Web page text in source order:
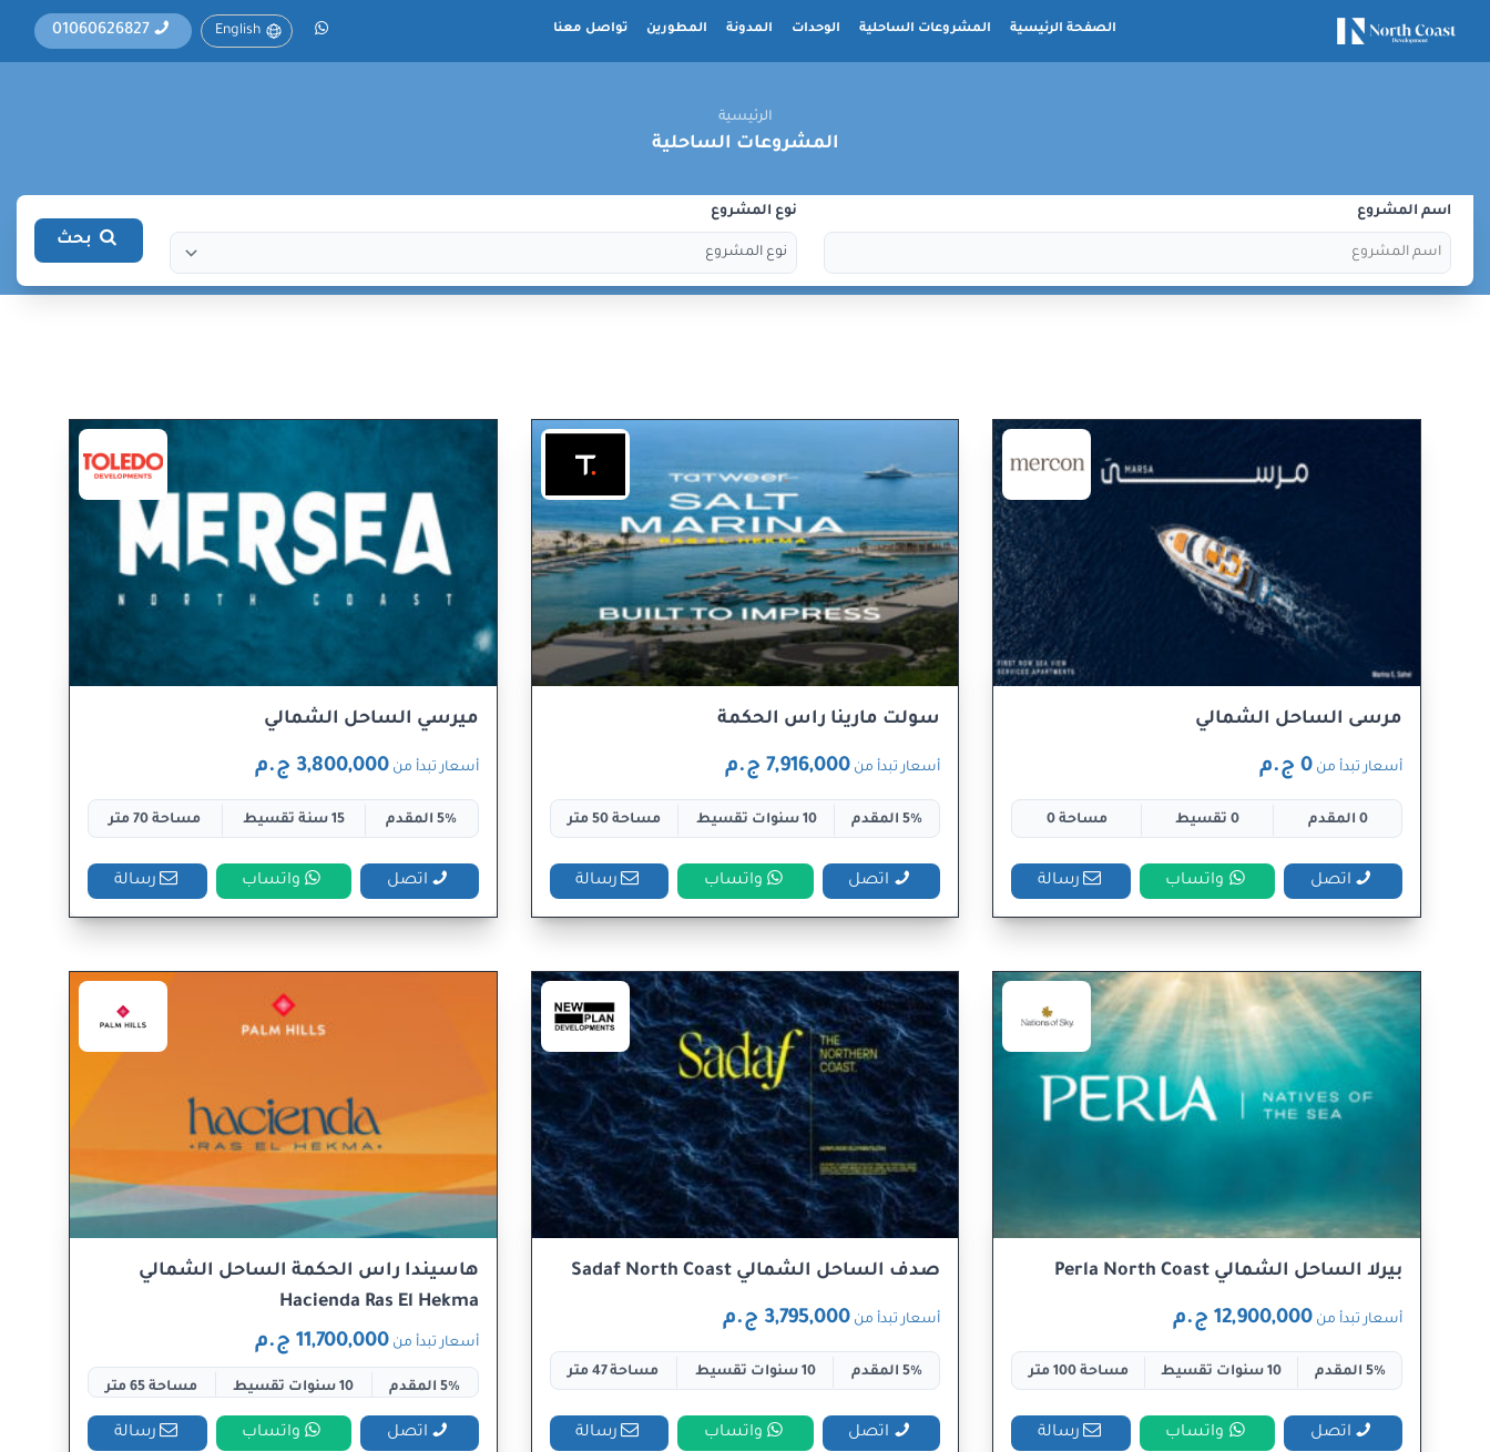
الصفحة الرئيسية المشروعات الساحلية الوحدات المدونة المطورين تواصل معنا English
01060626827
الرئيسية
المشروعات الساحلية
اسم المشروع نوع المشروع
بحث
مرسى الساحل الشمالي
أسعار تبدأ من 0 ج.م
0 المقدم 0 تقسيط مساحة 0
اتصل واتساب رسالة
سولت مارينا راس الحكمة
أسعار تبدأ من 7,916,000 ج.م
5% المقدم 10 سنوات تقسيط مساحة 50 متر
اتصل واتساب رسالة
ميرسي الساحل الشمالي
أسعار تبدأ من3,800,000 ج.م
5% المقدم 15 سنة تقسيط مساحة 70 متر
اتصل واتساب رسالة
بيرلا الساحل الشمالي Perla North Coast
أسعار تبدأ من 12,900,000 ج.م
5% المقدم 10 سنوات تقسيط مساحة 100 متر
اتصل واتساب رسالة
صدف الساحل الشمالي Sadaf North Coast
أسعار تبدأ من 3,795,000 ج.م
5% المقدم 10 سنوات تقسيط مساحة 47 متر
اتصل واتساب رسالة
هاسيندا راس الحكمة الساحل الشمالي
Hacienda Ras El Hekma
أسعار تبدأ من11,700,000 ج.م
5% المقدم 10 سنوات تقسيط مساحة 65 متر
اتصل واتساب رسالة